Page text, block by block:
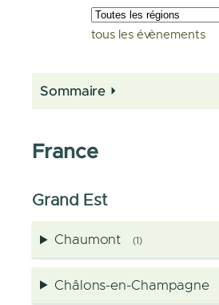
tous les évènements
Sommaire
France
Grand Est
Chaumont (1)
Châlons-en-Champagne